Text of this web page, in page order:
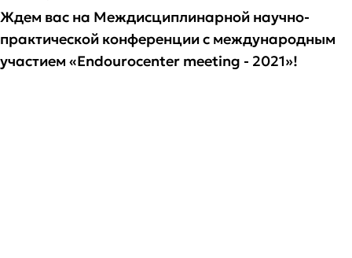
Ждем вас на Междисциплинарной научно-
практической конференции с международным
участием «Endourocenter meeting - 2021»!